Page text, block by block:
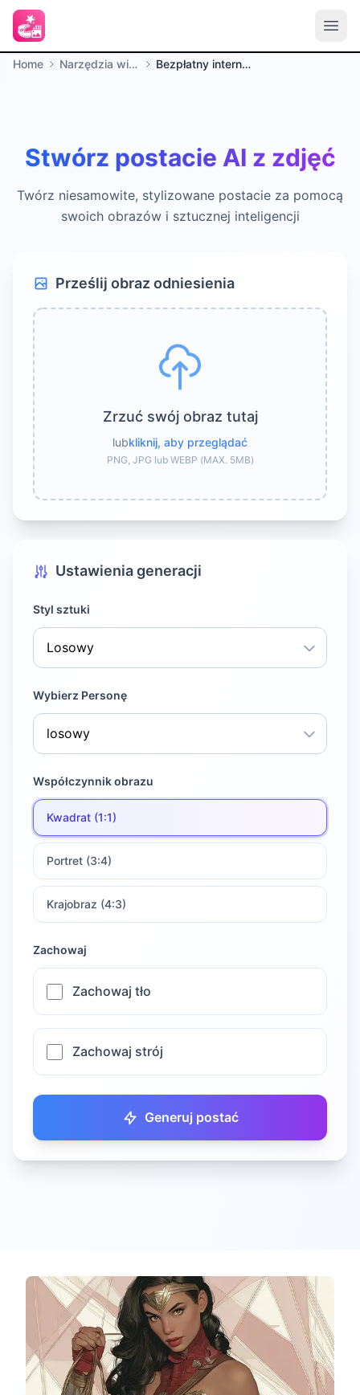
Home Narzędzia wideo Bezpłatny internetowy generator postaci AI
Stwórz postacie AI z zdjęć
Twórz niesamowite, stylizowane postacie za pomocą
swoich obrazów i sztucznej inteligencji
Prześlij obraz odniesienia
Zrzuć swój obraz tutaj
lubkliknij, aby przeglądać
PNG, JPG lub WEBP (MAX. 5MB)
Ustawienia generacji
Styl sztuki
Wybierz Personę
Współczynnik obrazu
Kwadrat (1:1)
Portret (3:4)
Krajobraz (4:3)
Zachowaj
Zachowaj tło
Zachowaj strój
Generuj postać